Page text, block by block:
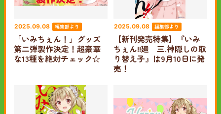
2025.09.08 編集部より
「いみちぇん！」グッズ
第二弾製作決定！超豪華
な13種を絶対チェック☆
2025.09.08 編集部より
【新刊発売特集】『いみ
ちぇん!!廻 三.神隠しの取
り替え子』は9月10日に発
売！